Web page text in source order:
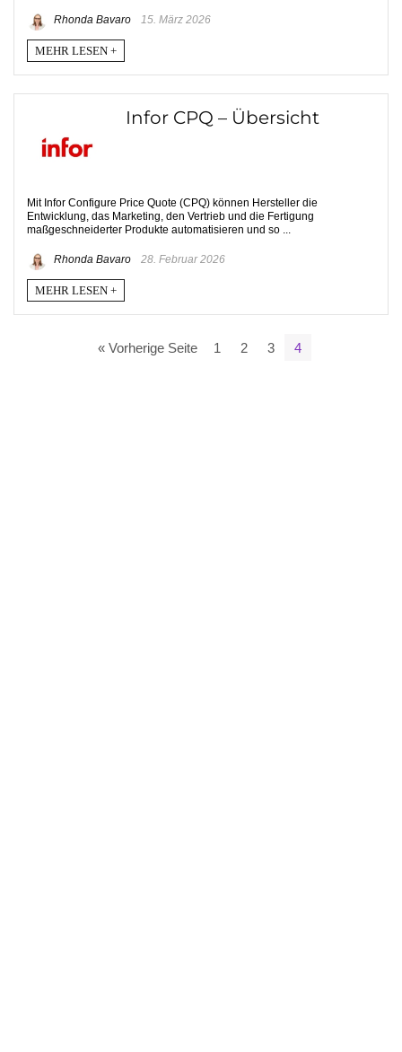
Rhonda Bavaro 15. März 2026
MEHR LESEN +
Infor CPQ – Übersicht
Mit Infor Configure Price Quote (CPQ) können Hersteller die
Entwicklung, das Marketing, den Vertrieb und die Fertigung
maßgeschneiderter Produkte automatisieren und so ...
Rhonda Bavaro 28. Februar 2026
MEHR LESEN +
« Vorherige Seite 1 2 3 4